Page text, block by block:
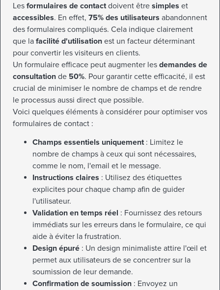
Les formulaires de contactdoivent être simples et
accessibles. En effet, 75% des utilisateurs abandonnent
des formulaires compliqués. Cela indique clairement
que la facilité d'utilisation est un facteur déterminant
pour convertir les visiteurs en clients.
Un formulaire efficace peut augmenter les demandes de
consultation de 50%. Pour garantir cette efficacité, il est
crucial de minimiser le nombre de champs et de rendre
le processus aussi direct que possible.
Voici quelques éléments à considérer pour optimiser vos
formulaires de contact :
Champs essentiels uniquement: Limitez le
nombre de champs à ceux qui sont nécessaires,
comme le nom, l'email et le message.
Instructions claires : Utilisez des étiquettes
explicites pour chaque champ afin de guider
l'utilisateur.
Validation en temps réel : Fournissez des retours
immédiats sur les erreurs dans le formulaire, ce qui
aide à éviter la frustration.
Design épuré : Un design minimaliste attire l'œil et
permet aux utilisateurs de se concentrer sur la
soumission de leur demande.
Confirmation de soumission : Envoyez un